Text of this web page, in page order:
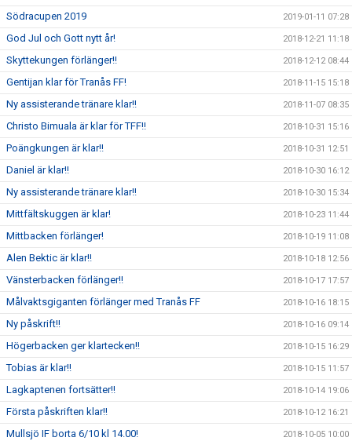
Södracupen 2019 2019-01-11 07:28
God Jul och Gott nytt år! 2018-12-21 11:18
Skyttekungen förlänger!! 2018-12-12 08:44
Gentijan klar för Tranås FF! 2018-11-15 15:18
Ny assisterande tränare klar!! 2018-11-07 08:35
Christo Bimuala är klar för TFF!! 2018-10-31 15:16
Poängkungen är klar!! 2018-10-31 12:51
Daniel är klar!! 2018-10-30 16:12
Ny assisterande tränare klar!! 2018-10-30 15:34
Mittfältskuggen är klar! 2018-10-23 11:44
Mittbacken förlänger! 2018-10-19 11:08
Alen Bektic är klar!! 2018-10-18 12:56
Vänsterbacken förlänger!! 2018-10-17 17:57
Målvaktsgiganten förlänger med Tranås FF 2018-10-16 18:15
Ny påskrift!! 2018-10-16 09:14
Högerbacken ger klartecken!! 2018-10-15 16:29
Tobias är klar!! 2018-10-15 11:57
Lagkaptenen fortsätter!! 2018-10-14 19:06
Första påskriften klar!! 2018-10-12 16:21
Mullsjö IF borta 6/10 kl 14.00! 2018-10-05 10:00